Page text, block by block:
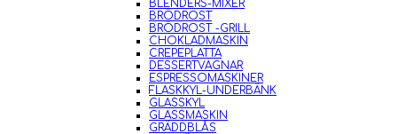
BLENDERS-MIXER
BRÖDROST
BRÖDROST -GRILL
CHOKLADMASKIN
CREPEPLATTA
DESSERTVAGNAR
ESPRESSOMASKINER
FLASKKYL-UNDERBÄNK
GLASSKYL
GLASSMASKIN
GRÄDDBLÅS